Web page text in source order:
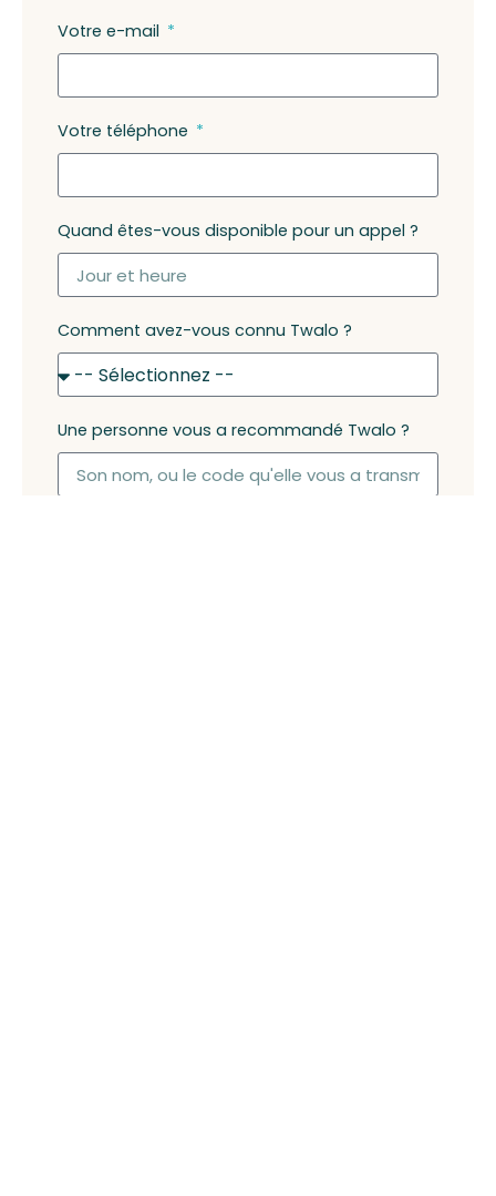
Votre e-mail
Votre téléphone
Quand êtes-vous disponible pour un appel ?
Comment avez-vous connu Twalo ?
Une personne vous a recommandé Twalo ?